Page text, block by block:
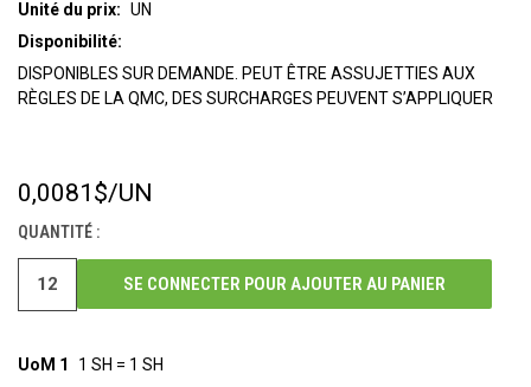
Unité du prix: UN
Disponibilité:
DISPONIBLES SUR DEMANDE. PEUT ÊTRE ASSUJETTIES AUX
RÈGLES DE LA QMC, DES SURCHARGES PEUVENT S’APPLIQUER
STOCK
0,0081$/UN
QUANTITÉ :
SE CONNECTER POUR AJOUTER AU PANIER
UoM 1
1 SH = 1 SH